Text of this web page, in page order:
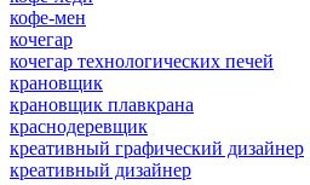
кофе-мен
кочегар
кочегар технологических печей
крановщик
крановщик плавкрана
краснодеревщик
креативный графический дизайнер
креативный дизайнер